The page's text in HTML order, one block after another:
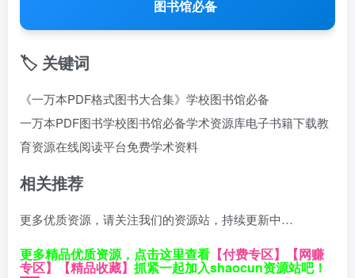
图书馆必备
🏷️ 关键词
《一万本PDF格式图书大合集》学校图书馆必备
一万本PDF图书学校图书馆必备学术资源库电子书籍下载教
育资源在线阅读平台免费学术资料
相关推荐
更多优质资源，请关注我们的资源站，持续更新中…
更多精品优质资源，点击这里查看 【付费专区】 【网赚
专区】 【精品收藏】 抓紧一起加入shaocun资源站吧！